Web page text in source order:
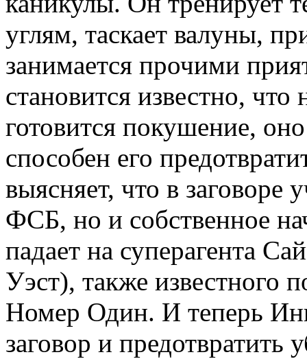
углям, таскает валуны,
занимается прочими
становится известно,
готовится покушение,
способен его
выясняет, что в
ФСБ, но и собственное
падает на суперагента
Уэст), также известного
Номер Один. И теперь
заговор и предотвратить